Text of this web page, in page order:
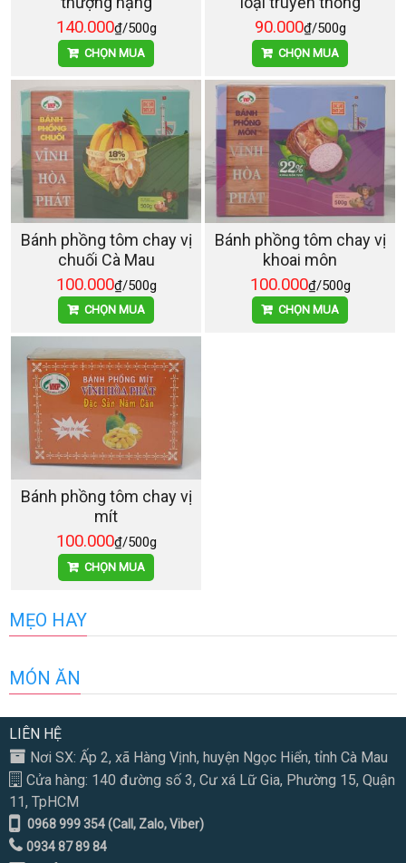
140.000₫/500g
CHỌN MUA
90.000₫/500g
CHỌN MUA
Bánh phồng tôm chay vị
chuối Cà Mau
100.000₫/500g
CHỌN MUA
Bánh phồng tôm chay vị
khoai môn
100.000₫/500g
CHỌN MUA
Bánh phồng tôm chay vị
mít
100.000₫/500g
CHỌN MUA
MẸO HAY
MÓN ĂN
LIÊN HỆ
Nơi SX: Ấp 2, xã Hàng Vịnh, huyện Ngọc Hiển, tỉnh Cà Mau
Cửa hàng: 140 đường số 3, Cư xá Lữ Gia, Phường 15, Quận
11, TpHCM
0968 999 354 (Call, Zalo, Viber)
0934 87 89 84